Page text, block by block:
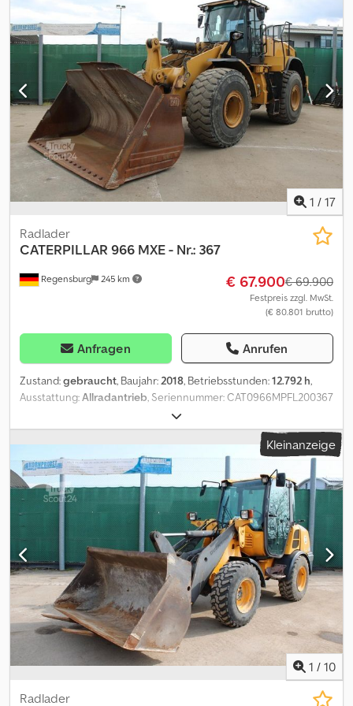
rundum ca. 18 mm Änderungen, Zwischenverkauf und Irrtümer
sind ausdrücklich vorbehalten. Die Beschreibung dient der
allgemeinen Identifizierung des Fahrzeuges und stellt keine
Gewährleistung im kaufrechtlichen Sinne dar. Ausschlaggebend
ist die Beschreibung gemäß Kaufvertrag. Unser Angebot ist
generell ohne neue TÜV-Abnahme. Falls neue TÜV-Abnahme
erwünscht, unterbreiten wir Ihnen gerne ein Angebot unserer
Partnerwerkstätten! Fahrzeug kann mit Werbung beklebt
und/oder beschriftet sein. Es gelten unsere allgemeinen Liefer-
und Zahlungsbedingungen.
1 / 17
Regensburg 245 km
Radlader
CATERPILLAR 966 MXE - Nr.: 367
€ 67.900€ 69.900
Festpreis zzgl. MwSt.
(€ 80.801 brutto)
Anfragen Anrufen
Zustand:gebraucht, Baujahr:2018, Betriebsstunden:12.792 h,
Ausstattung:Allradantrieb, Seriennummer: CAT0966MPFL200367
Baujahr: 2018 - Betriebsstunden: 12.792 h Klimaautomatik
Atemschutzanlage Radio-CD/Bluetooth Rückraumüberwachung
Kamera Gewicht: 24.000 kg Zentralschmieranlage Cedpfx Aksy
Nurgekerf Schaufel - Schnittbreite 3.201 mm - Volumen 5,1 m³
Schnellwechsler hydraulisch 3-ter Steuerkreis Reifen: 26.5 R 25
Änderungen, Zwischenverkauf und Irrtümer sind ausdrücklich
vorbehalten. Die Beschreibung dient der allgemeinen
Identifizierung des Fahrzeuges und stellt keine Gewährleistung
im kaufrechtlichen Sinne dar. Ausschlaggebend ist die
Beschreibung gemäß Kaufvertrag. Unser Angebot ist generell
ohne neue TÜV-Abnahme. Falls neue TÜV-Abnahme erwünscht,
unterbreiten wir Ihnen gerne ein Angebot unserer
Partnerwerkstätten! Fahrzeug kann mit Werbung beklebt
und/oder beschriftet sein. Es gelten unsere allgemeinen Liefer-
und Zahlungsbedingungen.
Kleinanzeige
1 / 10
Radlader